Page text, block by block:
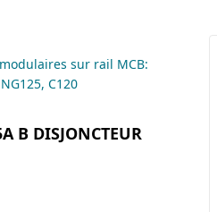
sur rail MCB:
C120
B DISJONCTEUR